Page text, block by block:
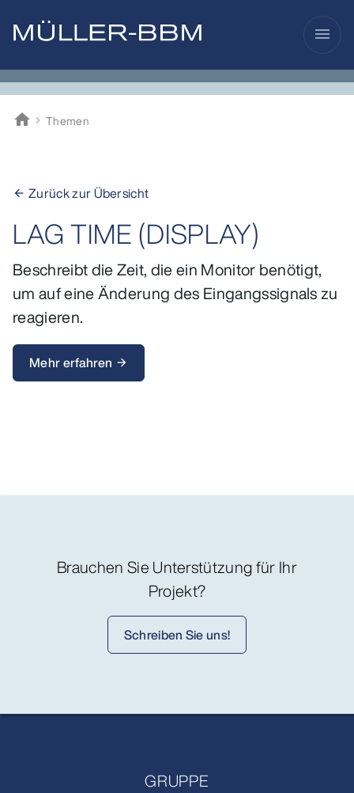
menu
home
Müller-BBM
Themen
arrow_back Zurück zur Übersicht
LAG TIME (DISPLAY)
Beschreibt die Zeit, die ein Monitor benötigt,
um auf eine Änderung des Eingangssignals zu
reagieren.
Mehr erfahren arrow_forward
Brauchen Sie Unterstützung für Ihr
Projekt?
Schreiben Sie uns!
GRUPPE